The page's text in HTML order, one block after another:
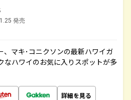
発売
、マキ･コニクソンの最新ハワイガ
なハワイのお気に入りスポットが多
詳細を見る